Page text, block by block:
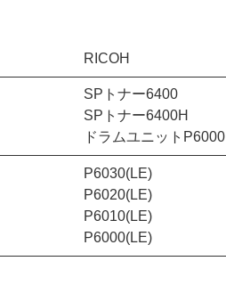
RICOH
SPトナー6400
SPトナー6400H
ドラムユニットP6000
P6030(LE)
P6020(LE)
P6010(LE)
P6000(LE)